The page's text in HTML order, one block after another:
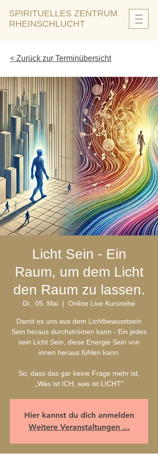
SPIRITUELLES ZENTRUM
RHEINSCHLUCHT
< Zurück zur Terminübersicht
Licht Sein - Ein
Raum, um dem Licht
den Raum zu lassen.
Di., 05. Mai
  |
Online Live Kursreihe
Damit es uns aus dem Lichtbewusstsein
Sein heraus durchströmen kann - Ein jedes
sein Licht Sein, diese Energie Sein von
innen heraus fühlen kann.
So, dass das gar keine Frage mehr ist,
„Was ist ICH, was ist LICHT"
Hier kannst du dich anmelden
Weitere Veranstaltungen ...